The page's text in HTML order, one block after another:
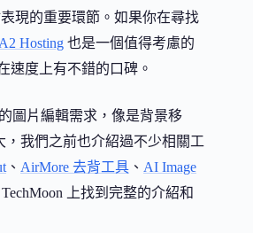
現的重要環節。如果你在尋找
A2 Hosting 也是一個值得考慮的
速度上有不錯的口碑。
圖片編輯需求，像是背景移
，我們之前也介紹過不少相關工
、 AirMore 去背工具 、 AI Image
上找到完整的介紹和